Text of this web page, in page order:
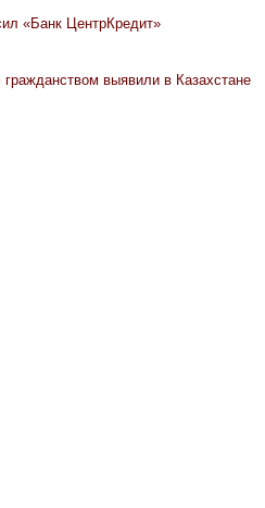
«Банк ЦентрКредит»
выявили в Казахстане